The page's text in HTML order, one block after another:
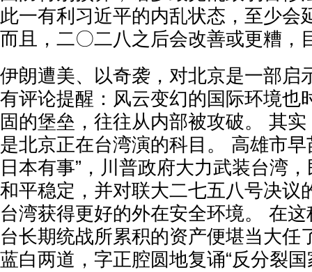
此一有利习近平的内乱状态，至少会
而且，二〇二八之后会改善或更糟，
伊朗遭美、以奇袭，对北京是一部启
有评论提醒：风云变幻的国际环境也
固的堡垒，往往从内部被攻破。 其
是北京正在台湾演的科目。 高雄市早
日本有事”，川普政府大力武装台湾
和平稳定，并对联大二七五八号决议
台湾获得更好的外在安全环境。 在
台长期统战所累积的资产便堪当大任
蓝白两道，字正腔圆地复诵“反分裂国